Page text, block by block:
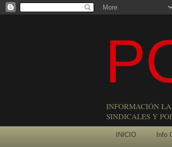
INFORMACIÓN
SINDICALES Y
INICIO Info